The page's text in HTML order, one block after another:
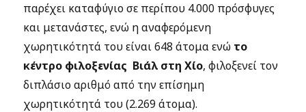
παρέχει καταφύγιο σε περίπου 4.000 πρόσφυγες
και μετανάστες, ενώ η αναφερόμενη
χωρητικότητά του είναι 648 άτομα ενώ το
κέντρο φιλοξενίας Βιάλ στη Χίο, φιλοξενεί τον
διπλάσιο αριθμό από την επίσημη
χωρητικότητά του (2.269 άτομα).